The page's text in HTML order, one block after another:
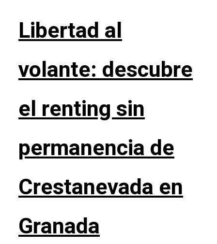
Libertad al
volante: descubre
el renting sin
permanencia de
Crestanevada en
Granada